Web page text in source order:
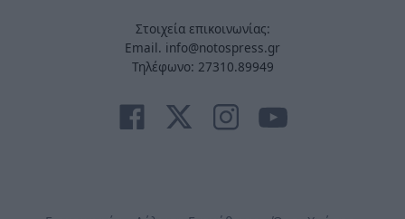
Στοιχεία επικοινωνίας:
Email. info@notospress.gr
Τηλέφωνο: 27310.89949